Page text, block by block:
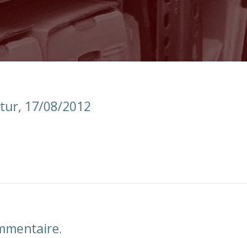
17/08/2012